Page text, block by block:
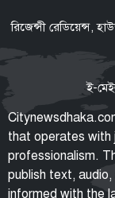
রিজেন্সী রেডিয়েন্স,
ই-
that operates with
professionalism.
publish text,
informed with the